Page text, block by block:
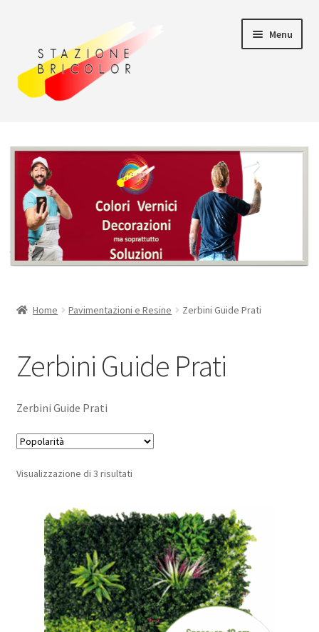
navigazione
contenuto
Menu
Carrello
Chi siamo
Consegna
Pagamento
Home Pavimentazioni e Resine Zerbini Guide Prati
Zerbini Guide Prati
Zerbini Guide Prati
Visualizzazione di 3 risultatiPopolarità